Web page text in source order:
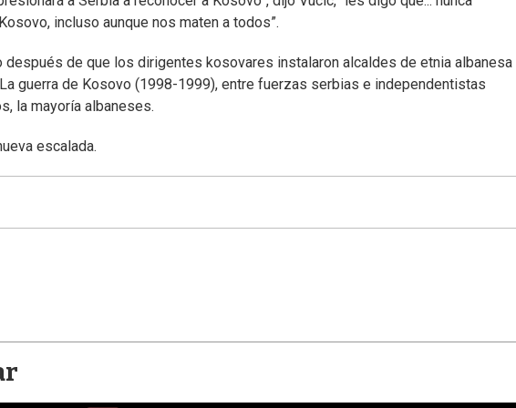
incluso aunque nos maten a todos”.
después de que los dirigentes kosovares instalaron alcaldes de etnia albanesa
guerra de Kosovo (1998-1999), entre fuerzas serbias e independentistas
la mayoría albaneses.
escalada.